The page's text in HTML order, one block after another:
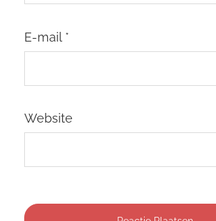
E-mail *
Website